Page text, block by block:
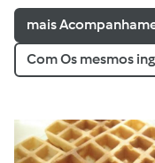
mais
Com Os mesmos